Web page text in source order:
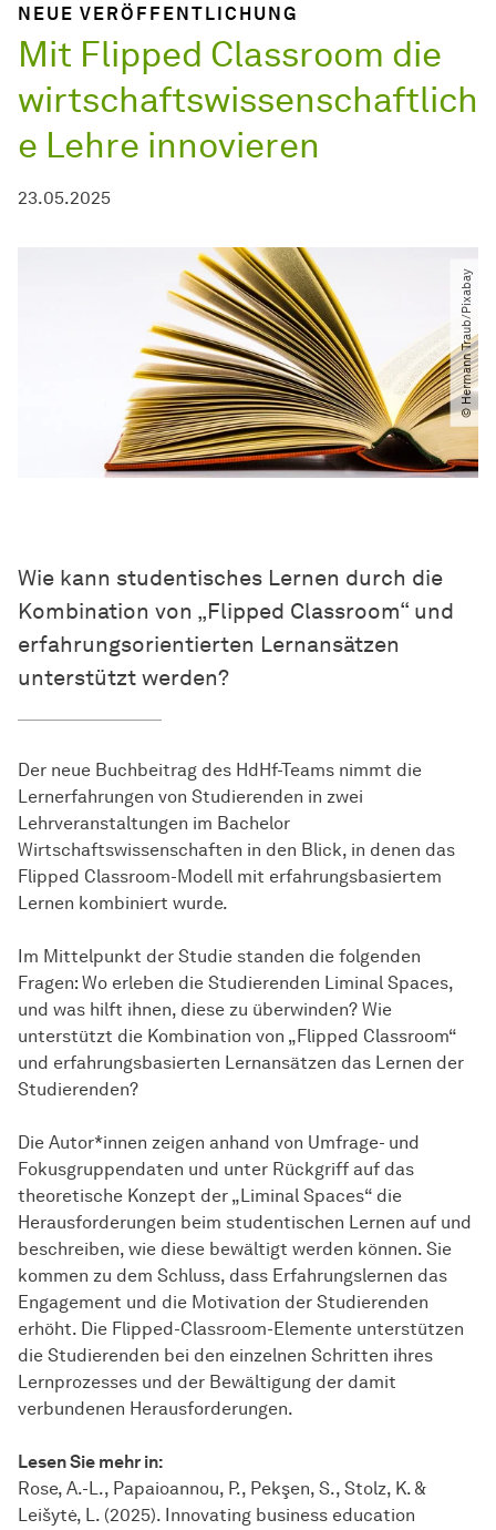
NEUE VERÖFFENTLICHUNG
Mit Flipped Classroom die
wirtschaftswissenschaftlich
e Lehre innovieren
23.05.2025
© Hermann Traub​/​Pixabay
Wie kann studentisches Lernen durch die
Kombination von „Flipped Classroom“ und
erfahrungsorientierten Lernansätzen
unterstützt werden?
Der neue Buchbeitrag des HdHf-Teams nimmt die
Lernerfahrungen von Studierenden in zwei
Lehrveranstaltungen im Bachelor
Wirtschaftswissenschaften in den Blick, in denen das
Flipped Classroom-Modell mit erfahrungsbasiertem
Lernen kombiniert wurde.
Im Mittelpunkt der Studie standen die folgenden
Fragen: Wo erleben die Studierenden Liminal Spaces,
und was hilft ihnen, diese zu überwinden? Wie
unterstützt die Kombination von „Flipped Classroom“
und erfahrungsbasierten Lernansätzen das Lernen der
Studierenden?
Die Autor*innen zeigen anhand von Umfrage- und
Fokusgruppendaten und unter Rückgriff auf das
theoretische Konzept der „Liminal Spaces“ die
Herausforderungen beim studentischen Lernen auf und
beschreiben, wie diese bewältigt werden können. Sie
kommen zu dem Schluss, dass Erfahrungslernen das
Engagement und die Motivation der Studierenden
erhöht. Die Flipped-Classroom-Elemente unterstützen
die Studierenden bei den einzelnen Schritten ihres
Lernprozesses und der Bewältigung der damit
verbundenen Herausforderungen.
Lesen Sie mehr in:
Rose, A.-L., Papaioannou, P., Pekşen, S., Stolz, K. &
Leišytė, L. (2025). Innovating business education